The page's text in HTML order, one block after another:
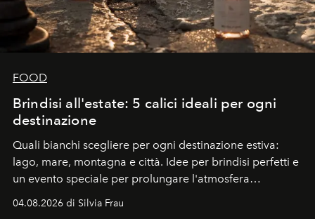
FOOD
Brindisi all'estate: 5 calici ideali per ogni
destinazione
Quali bianchi scegliere per ogni destinazione estiva:
lago, mare, montagna e città. Idee per brindisi perfetti e
un evento speciale per prolungare l'atmosfera
04.08.2026 di Silvia Frau